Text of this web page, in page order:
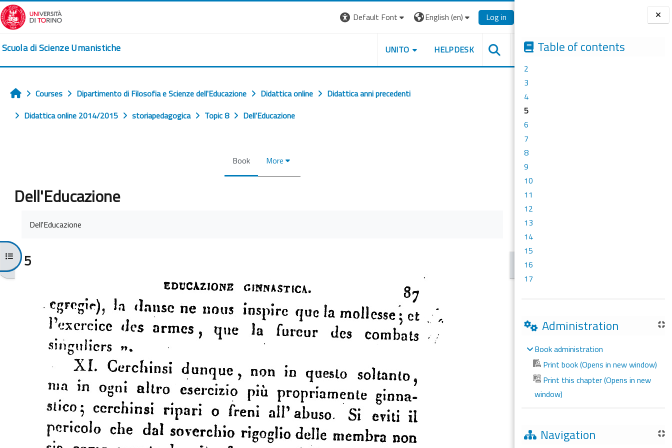
Skip to main content
Blocks
Table of contents
2
3
4
5
6
7
8
9
10
11
12
13
14
15
16
17
Administration
Book administration
Print book (Opens in new window)
Print this chapter (Opens in new
window)
Navigation
Default Font English ‎(en)‎ Log in
Scuola di Scienze Umanistiche UNITO HELPDESK
Open course index
Home
Courses Dipartimento di Filosofia e Scienze dell'Educazione Didattica online
Didattica anni precedenti
Didattica online 2014/2015
storiapedagogica Topic 8 Dell'Educazione
Book More
Dell'Educazione
Dell'Educazione
5